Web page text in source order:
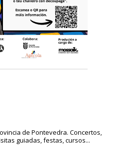
de Pontevedra. Concertos,
guiadas, festas, cursos...